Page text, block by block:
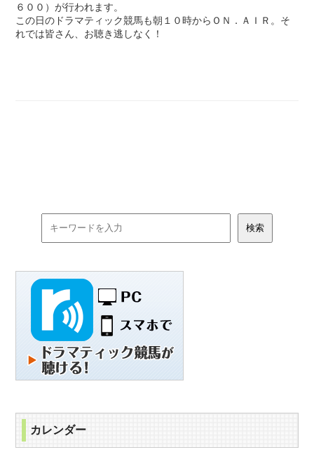
６００）が行われます。
この日のドラマティック競馬も朝１０時からＯＮ．ＡＩＲ。そ
れでは皆さん、お聴き逃しなく！
カレンダー